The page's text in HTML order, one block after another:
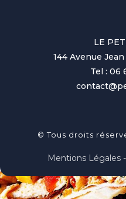
LE
144 Avenue
Tel : 06
© Tous droits
Mentions Légales